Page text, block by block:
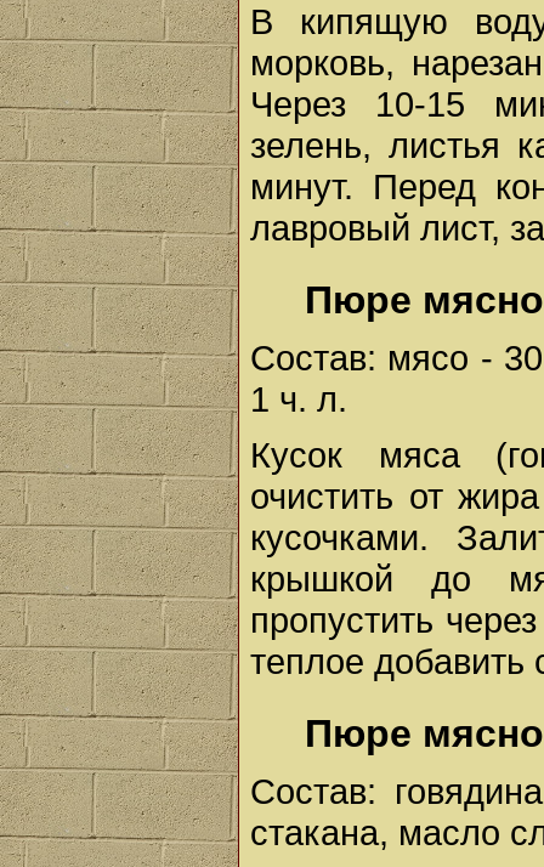
В кипящую
морковь,
Через 10-15
зелень, листья
минут. Перед
лавровый лист,
Пюре
Состав: мясо -
1 ч. л.
Кусок мяса
очистить от
кусочками.
крышкой до
пропустить
теплое добавить
Пюре
Состав:
стакана, масло